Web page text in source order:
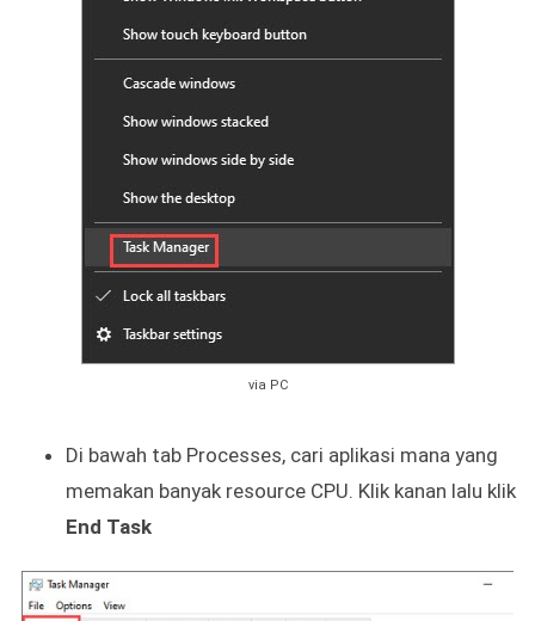
via PC
Di bawah tab Processes, cari aplikasi mana yang
memakan banyak resource CPU. Klik kanan lalu klik
End Task